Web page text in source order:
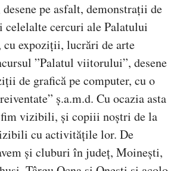
pe asfalt, demonstrații de
celelalte cercuri ale Palatului
cu expoziții, lucrări de arte
”Palatul viitorului”, desene
de grafică pe computer, cu o
ș.a.m.d. Cu ocazia asta
vizibili, și copiii noștri de la
cu activitățile lor. De
și cluburi în județ, Moinești,